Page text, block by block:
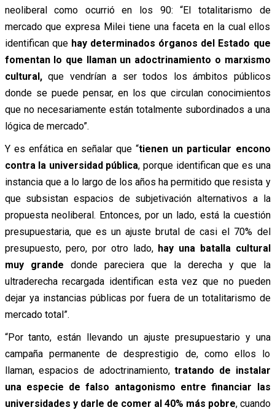
neoliberal como ocurrió en los 90: “El totalitarismo de
mercado que expresa Milei tiene una faceta en la cual ellos
identifican que hay determinados órganos del Estado que
fomentan lo que llaman un adoctrinamiento o marxismo
cultural,que vendrían a ser todos los ámbitos públicos
donde se puede pensar, en los que circulan conocimientos
que no necesariamente están totalmente subordinados a una
lógica de mercado”.
Y es enfática en señalar que “tienen un particular encono
contra la universidad pública, porque identifican que es una
instancia que a lo largo de los años ha permitido que resista y
que subsistan espacios de subjetivación alternativos a la
propuesta neoliberal. Entonces, por un lado, está la cuestión
presupuestaria, que es un ajuste brutal de casi el 70% del
presupuesto, pero, por otro lado, hay una batalla cultural
muy grande donde pareciera que la derecha y que la
ultraderecha recargada identifican esta vez que no pueden
dejar ya instancias públicas por fuera de un totalitarismo de
mercado total”.
“Por tanto, están llevando un ajuste presupuestario y una
campaña permanente de desprestigio de, como ellos lo
llaman, espacios de adoctrinamiento,tratando de instalar
una especie de falso antagonismo entre financiar las
universidades y darle de comer al 40% más pobre, cuando